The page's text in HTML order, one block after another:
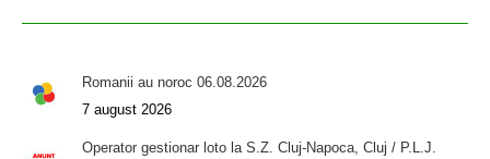
Romanii au noroc 06.08.2026
7 august 2026
Operator gestionar loto la S.Z. Cluj-Napoca, Cluj / P.L.J.